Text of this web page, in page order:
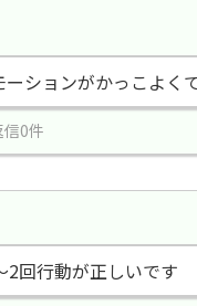
ションがかっこよく
0件
2回行動が正しいです